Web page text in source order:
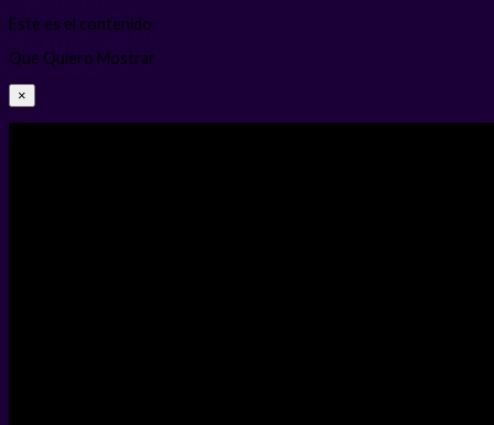
Este es el contenido
Que Quiero Mostrar
×